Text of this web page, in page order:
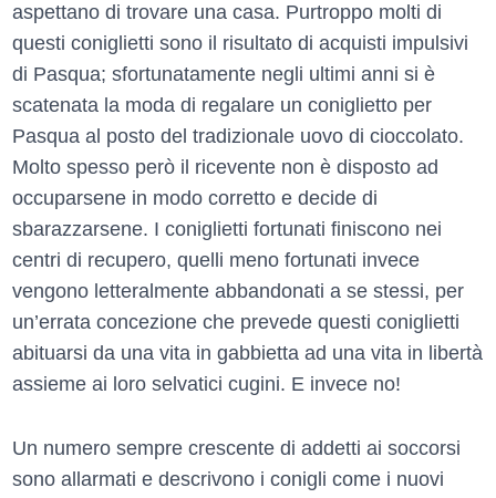
aspettano di trovare una casa. Purtroppo molti di
questi coniglietti sono il risultato di acquisti impulsivi
di Pasqua; sfortunatamente negli ultimi anni si è
scatenata la moda di regalare un coniglietto per
Pasqua al posto del tradizionale uovo di cioccolato.
Molto spesso però il ricevente non è disposto ad
occuparsene in modo corretto e decide di
sbarazzarsene. I coniglietti fortunati finiscono nei
centri di recupero, quelli meno fortunati invece
vengono letteralmente abbandonati a se stessi, per
un’errata concezione che prevede questi coniglietti
abituarsi da una vita in gabbietta ad una vita in libertà
assieme ai loro selvatici cugini. E invece no!
Un numero sempre crescente di addetti ai soccorsi
sono allarmati e descrivono i conigli come i nuovi